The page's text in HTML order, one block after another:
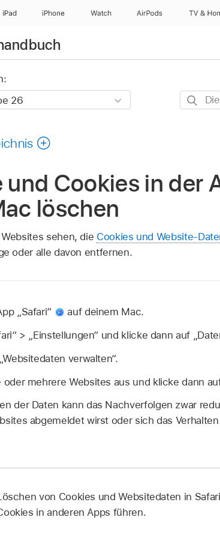
iPad iPhone Watch AirPods TV &
Dieses
und Cookies in der
löschen
sehen, die Cookies und Website-
oder alle davon entfernen.
„Safari“
auf deinem Mac.
> „Einstellungen“ und klicke dann auf
verwalten“.
oder mehrere Websites aus und klicke dann
der Daten kann das Nachverfolgen zwar
abgemeldet wirst oder sich das
von Cookies und Websitedaten in
in anderen Apps führen.